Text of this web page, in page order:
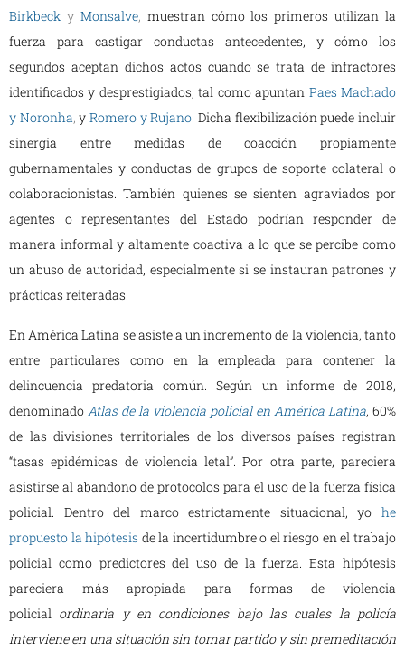
Birkbeck y Monsalve, muestran cómo los primeros utilizan la
fuerza para castigar conductas antecedentes, y cómo los
segundos aceptan dichos actos cuando se trata de infractores
identificados y desprestigiados, tal como apuntan Paes Machado
y Noronha,y Romero y Rujano.Dicha flexibilización puede incluir
sinergia entre medidas de coacción propiamente
gubernamentales y conductas de grupos de soporte colateral o
colaboracionistas. También quienes se sienten agraviados por
agentes o representantes del Estado podrían responder de
manera informal y altamente coactiva a lo que se percibe como
un abuso de autoridad, especialmente si se instauran patrones y
prácticas reiteradas.
En América Latina se asiste a un incremento de la violencia, tanto
entre particulares como en la empleada para contener la
delincuencia predatoria común. Según un informe de 2018,
denominado Atlas de la violencia policial en América Latina, 60%
de las divisiones territoriales de los diversos países registran
“tasas epidémicas de violencia letal”. Por otra parte, pareciera
asistirse al abandono de protocolos para el uso de la fuerza física
policial. Dentro del marco estrictamente situacional, yo he
propuesto la hipótesis de la incertidumbre o el riesgo en el trabajo
policial como predictores del uso de la fuerza. Esta hipótesis
pareciera más apropiada para formas de violencia
policial ordinaria y en condiciones bajo las cuales la policía
interviene en una situación sin tomar partido y sin premeditación